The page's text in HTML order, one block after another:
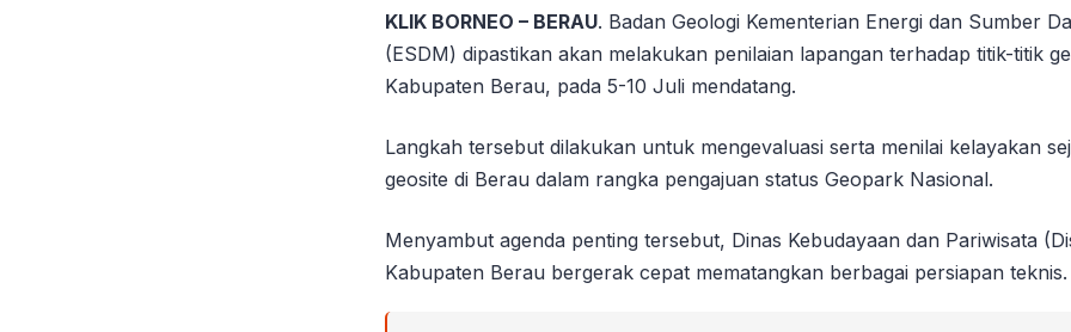
KLIK BORNEO – BERAU. Badan Geologi Kementerian Energi dan Sumber
(ESDM) dipastikan akan melakukan penilaian lapangan terhadap titik-titik
Kabupaten Berau, pada 5-10 Juli mendatang.
Langkah tersebut dilakukan untuk mengevaluasi serta menilai kelayakan
geosite di Berau dalam rangka pengajuan status Geopark Nasional.
Menyambut agenda penting tersebut, Dinas Kebudayaan dan Pariwisata
Kabupaten Berau bergerak cepat mematangkan berbagai persiapan teknis.